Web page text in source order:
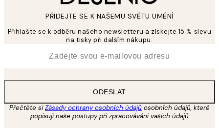
PŘIDEJTE SE K NAŠEMU SVĚTU UMĚNÍ
Přihlašte se k odběru našeho newsletteru a získejte 15 % slevu
na tisky při dalším nákupu.
ODESLAT
Přečtěte siZásady ochrany osobních údajů osobních údajů, které
popisují naše postupy při zpracovávání vašich údajů